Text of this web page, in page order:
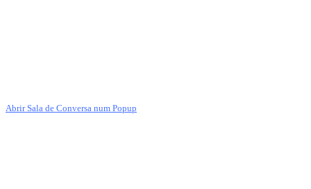
Abrir Sala de Conversa num Popup